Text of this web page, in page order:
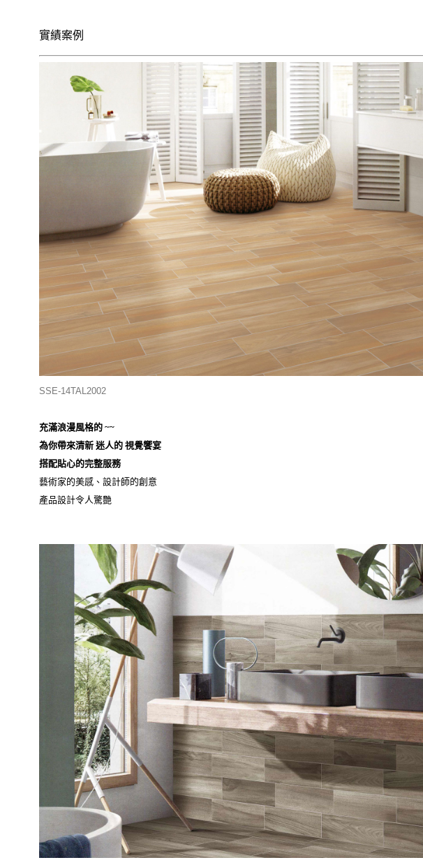
實績案例
SSE-14TAL2002
充滿浪漫風格的 ~~
為你帶來清新 迷人的 視覺饗宴
搭配貼心的完整服務
藝術家的美感、設計師的創意
產品設計令人驚艷